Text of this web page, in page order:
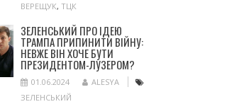
ВЕРЕЩУК, ТЦК
ЗЕЛЕНСЬКИЙ ПРО ІДЕЮ
ТРАМПА ПРИПИНИТИ ВІЙНУ:
НЕВЖЕ ВІН ХОЧЕ БУТИ
ПРЕЗИДЕНТОМ-ЛУЗЕРОМ?
01.06.2024
ALESYA
ЗЕЛЕНСЬКИЙ